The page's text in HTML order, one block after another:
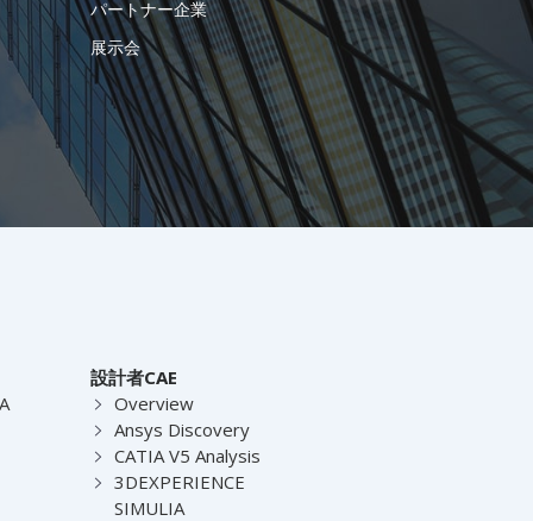
パートナー企業
展示会
設計者CAE
Overview
Ansys Discovery
CATIA V5 Analysis
3DEXPERIENCE
SIMULIA